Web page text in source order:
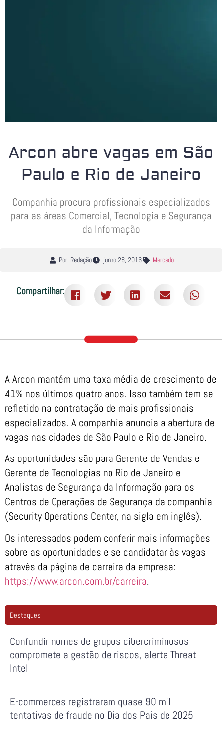
Arcon abre vagas em São
Paulo e Rio de Janeiro
Companhia procura profissionais especializados
para as áreas Comercial, Tecnologia e Segurança
da Informação
Por: Redação junho 28, 2016 Mercado
Compartilhar:
A Arcon mantém uma taxa média de crescimento de
41% nos últimos quatro anos. Isso também tem se
refletido na contratação de mais profissionais
especializados. A companhia anuncia a abertura de
vagas nas cidades de São Paulo e Rio de Janeiro.
As oportunidades são para Gerente de Vendas e
Gerente de Tecnologias no Rio de Janeiro e
Analistas de Segurança da Informação para os
Centros de Operações de Segurança da companhia
(Security Operations Center, na sigla em inglês).
Os interessados podem conferir mais informações
sobre as oportunidades e se candidatar às vagas
através da página de carreira da empresa:
https://www.arcon.com.br/carreira.
Destaques
Confundir nomes de grupos cibercriminosos
compromete a gestão de riscos, alerta Threat
Intel
E-commerces registraram quase 90 mil
tentativas de fraude no Dia dos Pais de 2025